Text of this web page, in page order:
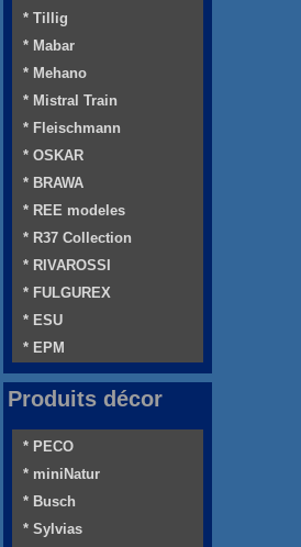
* Tillig
* Mabar
* Mehano
* Mistral Train
* Fleischmann
* OSKAR
* BRAWA
* REE modeles
* R37 Collection
* RIVAROSSI
* FULGUREX
* ESU
* EPM
Produits décor
* PECO
* miniNatur
* Busch
* Sylvias